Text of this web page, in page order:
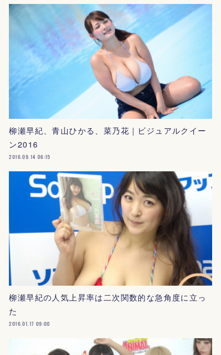
柳瀬早紀、青山ひかる、菜乃花｜ビジュアルクイー
ン2016
2016.09.14 06:15
柳瀬早紀の人気上昇率は二次関数的な急角度に立っ
た
2016.01.17 09:00